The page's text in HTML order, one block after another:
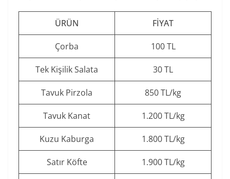
ÜRÜN FIYAT
Çorba 100 TL
Tek Kişilik Salata 30 TL
Tavuk Pirzola 850 TL/kg
Tavuk Kanat 1.200 TL/kg
Kuzu Kaburga 1.800 TL/kg
Satır Köfte 1.900 TL/kg